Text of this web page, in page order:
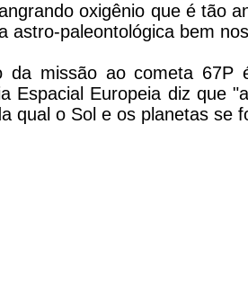
oxigênio que é tão
astro-paleontológica bem
da missão ao cometa
Espacial Europeia diz que
qual o Sol e os planetas se